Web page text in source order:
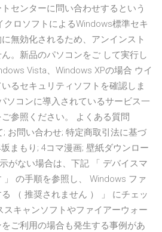
センターに問い合わせするという
ロソフトによるWindows標準セキ
無効化されるため、アンインスト
。新品のパソコンをご して実行し
Vista、Windows XPの場合 ウイ
るセキュリティソフトを確認しま
ソコンに導入されているサービス一
参照ください。 よくある質問
; お問い合わせ; 特定商取引法に基づ
まもり; 4コマ漫画; 壁紙ダウンロー
がない場合は、下記 「 デバイスマ
の手順を参照し、 Windows ファ
（ 推奨されません ） 」 にチェッ
スキャンソフトやファイアーウォー
ご利用の場合も発生する事例があ